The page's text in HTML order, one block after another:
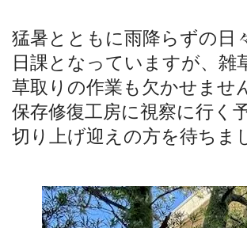
猛暑とともに雨降らずの日
日課となっていますが、
草取りの作業も欠かせませ
保存修復工房に視察に行く
切り上げ迎えの方を待ちま